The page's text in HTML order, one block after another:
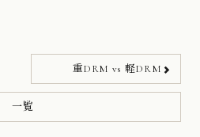
重DRM vs 軽DRM
一覧